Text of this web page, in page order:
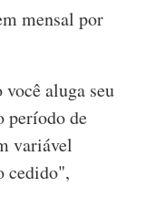
mensal por
aluga seu
período de
variável
cedido",